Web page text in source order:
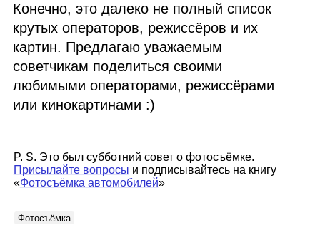
Конечно, это далеко не полный список
крутых операторов, режиссёров и их
картин. Предлагаю уважаемым
советчикам поделиться своими
любимыми операторами, режиссёрами
или кинокартинами :)
P. S. Это был субботний совет о фотосъёмке.
Присылайте вопросы и подписывайтесь на книгу
«Фотосъёмка автомобилей»
Фотосъёмка